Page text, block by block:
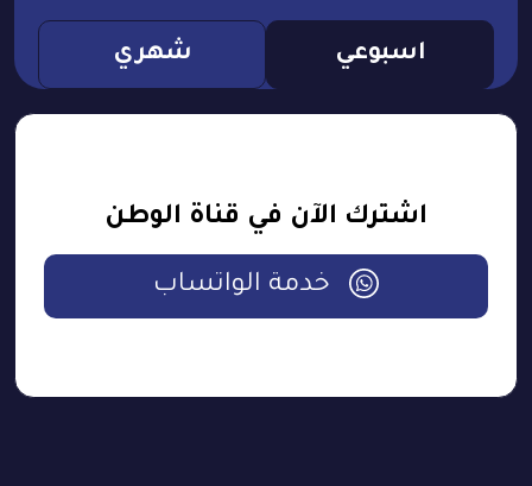
اسبوعي شهري
اشترك الآن في قناة الوطن
خدمة الواتساب